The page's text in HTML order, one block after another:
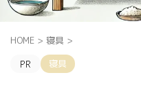
HOME > 寝具 >
寝具